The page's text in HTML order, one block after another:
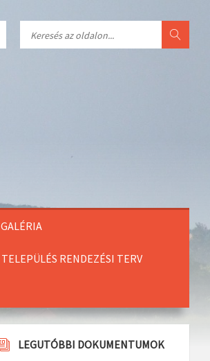
GALÉRIA
TELEPÜLÉS RENDEZÉSI TERV
LEGUTÓBBI DOKUMENTUMOK